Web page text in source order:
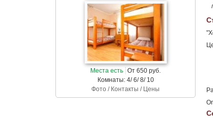
Места есть От 650 руб.
Комнаты: 4/ 6/ 8/ 10
Фото / Контакты / Цены